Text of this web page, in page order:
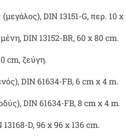
DIN 13151-G, περ. 10 x
DIN 13152-BR, 60 x 80 cm.
cm, ζεύγη.
DIN 61634-FB, 6 cm x 4 m.
DIN 61634-FB, 8 cm x 4 m.
D, 96 x 96 x 136 cm.